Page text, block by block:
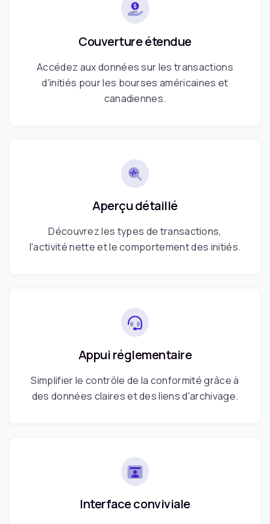
Couverture étendue
Accédez aux données sur les transactions
d'initiés pour les bourses américaines et
canadiennes.
Aperçu détaillé
Découvrez les types de transactions,
l'activité nette et le comportement des initiés.
Appui réglementaire
Simplifier le contrôle de la conformité grâce à
des données claires et des liens d'archivage.
Interface conviviale